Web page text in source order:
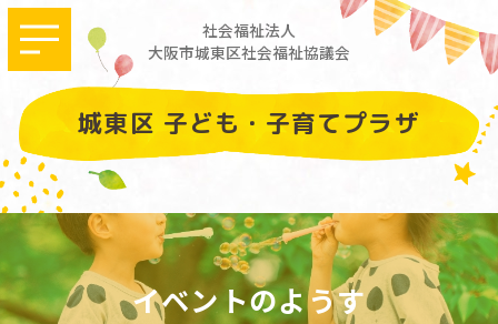
社会福祉法人
大阪市城東区社会福祉協議会
城東区 子ども・子育てプラザ
イベントのようす